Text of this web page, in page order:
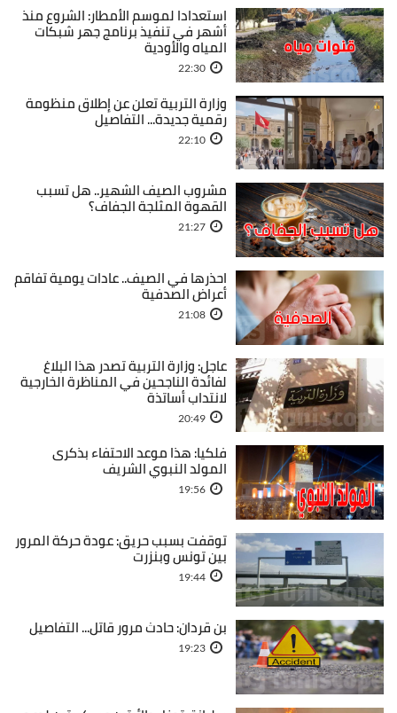
استعدادا لموسم الأمطار: الشروع منذ
أشهر في تنفيذ برنامج جهر شبكات
المياه والأودية
22:30
وزارة التربية تعلن عن إطلاق منظومة
رقمية جديدة... التفاصيل
22:10
مشروب الصيف الشهير.. هل تسبب
القهوة المثلجة الجفاف؟
21:27
احذرها في الصيف.. عادات يومية تفاقم
أعراض الصدفية
21:08
عاجل: وزارة التربية تصدر هذا البلاغ
لفائدة الناجحين في المناظرة الخارجية
لانتداب أساتذة
20:49
فلكيا: هذا موعد الاحتفاء بذكرى
المولد النبوي الشريف
19:56
توقفت بسبب حريق: عودة حركة المرور
بين تونس وبنزرت
19:44
بن قردان: حادث مرور قاتل... التفاصيل
19:23